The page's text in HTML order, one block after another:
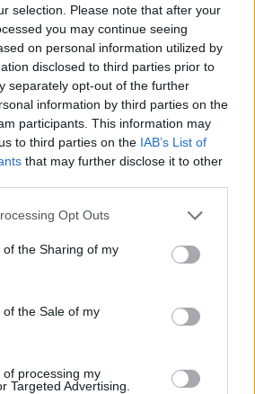
selection. Please note that after your
you may continue seeing
on personal information utilized by
disclosed to third parties prior to
separately opt-out of the further
information by third parties on the
participants. This information may
to third parties on the IAB’s List of
that may further disclose it to other
Opt Outs
the Sharing of my
the Sale of my
processing my
Targeted Advertising.
meg a Budapesti Értéktőzsde
21,150 pontos szinten zárta a
tekintetében az OTP
bank részvényei
erősödést követően 7,000 Ft
vissza.
20 és a cseh PX 50 0.5, az orosz
OTPReal-time
OTP 3 milliárdos
vissza a bankpapírok
felértékelődésnek felel meg. A